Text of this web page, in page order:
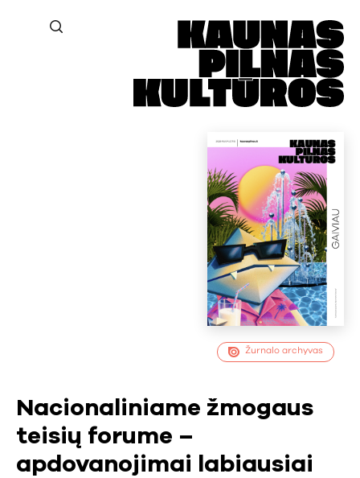
Žurnalo archyvas
Nacionaliniame žmogaus
teisių forume –
apdovanojimai labiausiai